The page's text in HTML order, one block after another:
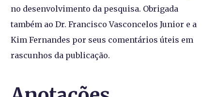
no desenvolvimento da pesquisa. Obrigada
também ao Dr. Francisco Vasconcelos Junior e a
Kim Fernandes por seus comentários úteis em
rascunhos da publicação.